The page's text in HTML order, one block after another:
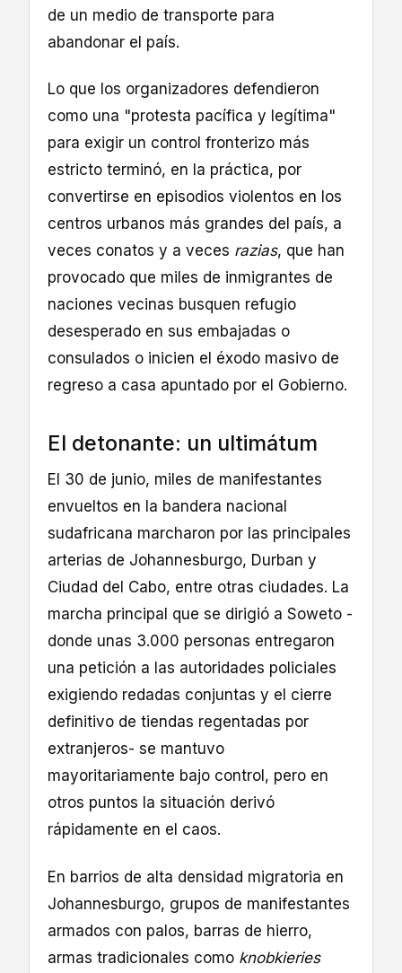
de un medio de transporte para
abandonar el país.
Lo que los organizadores defendieron
como una "protesta pacífica y legítima"
para exigir un control fronterizo más
estricto terminó, en la práctica, por
convertirse en episodios violentos en los
centros urbanos más grandes del país, a
veces conatos y a veces razias, que han
provocado que miles de inmigrantes de
naciones vecinas busquen refugio
desesperado en sus embajadas o
consulados o inicien el éxodo masivo de
regreso a casa apuntado por el Gobierno.
El detonante: un ultimátum
El 30 de junio, miles de manifestantes
envueltos en la bandera nacional
sudafricana marcharon por las principales
arterias de Johannesburgo, Durban y
Ciudad del Cabo, entre otras ciudades. La
marcha principal que se dirigió a Soweto -
donde unas 3.000 personas entregaron
una petición a las autoridades policiales
exigiendo redadas conjuntas y el cierre
definitivo de tiendas regentadas por
extranjeros- se mantuvo
mayoritariamente bajo control, pero en
otros puntos la situación derivó
rápidamente en el caos.
En barrios de alta densidad migratoria en
Johannesburgo, grupos de manifestantes
armados con palos, barras de hierro,
armas tradicionales como knobkieries